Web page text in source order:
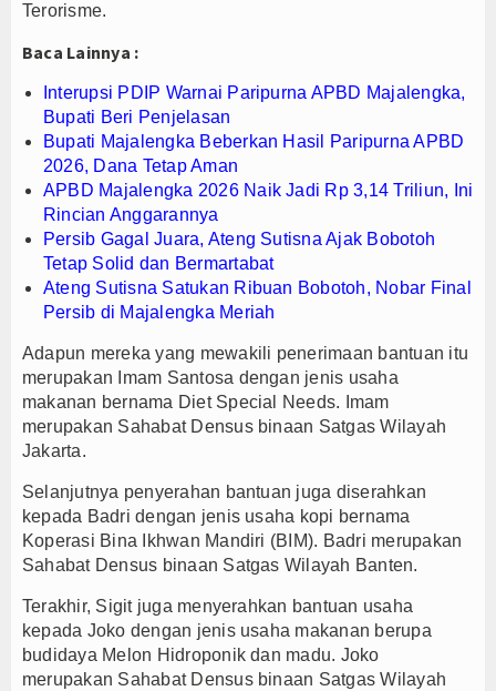
Terorisme.
Baca Lainnya :
Interupsi PDIP Warnai Paripurna APBD Majalengka,
Bupati Beri Penjelasan
Bupati Majalengka Beberkan Hasil Paripurna APBD
2026, Dana Tetap Aman
APBD Majalengka 2026 Naik Jadi Rp 3,14 Triliun, Ini
Rincian Anggarannya
Persib Gagal Juara, Ateng Sutisna Ajak Bobotoh
Tetap Solid dan Bermartabat
Ateng Sutisna Satukan Ribuan Bobotoh, Nobar Final
Persib di Majalengka Meriah
Adapun mereka yang mewakili penerimaan bantuan itu
merupakan Imam Santosa dengan jenis usaha
makanan bernama Diet Special Needs. Imam
merupakan Sahabat Densus binaan Satgas Wilayah
Jakarta.
Selanjutnya penyerahan bantuan juga diserahkan
kepada Badri dengan jenis usaha kopi bernama
Koperasi Bina Ikhwan Mandiri (BIM). Badri merupakan
Sahabat Densus binaan Satgas Wilayah Banten.
Terakhir, Sigit juga menyerahkan bantuan usaha
kepada Joko dengan jenis usaha makanan berupa
budidaya Melon Hidroponik dan madu. Joko
merupakan Sahabat Densus binaan Satgas Wilayah